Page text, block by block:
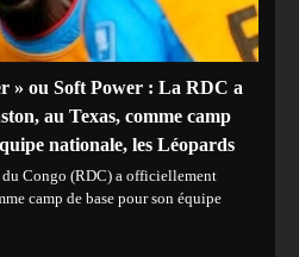
» ou Soft Power : La RDC a
au Texas, comme camp
nationale, les Léopards
Congo (RDC) a officiellement
camp de base pour son équipe